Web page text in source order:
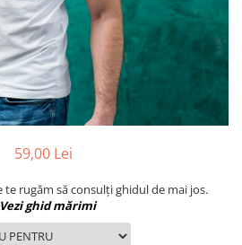
59,00 Lei
te rugăm să consulți ghidul de mai jos.
ghid mărimi